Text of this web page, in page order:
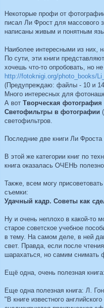
Некоторые профи от
писал Ли Фрост для массового
написаны живым и понятным
Наиболее интересными из них,
По сути, эти книги
хочешь что-то опробовать, но
http://fotoknigi.org/photo_books/
(Предупреждаю: файлы - 10 и
Много интересных для
А вот Творческая фотография
Светофильтры в фотографии (
светофильтров.
Последние две книги Ли
В этой же категории книг по
книга оказалась ОЧЕНЬ
Также, всем могу
съемки:
Удачный кадр. Советы как
Ну и очень неплохо в какой-то
старое советское учебное
в тему. На самом деле, в ней
свет. Правда, если после
шарахаться, но самим снимать
Ещё одна, очень полезная
Еще одна полезная книга: Л.
"В книге известного